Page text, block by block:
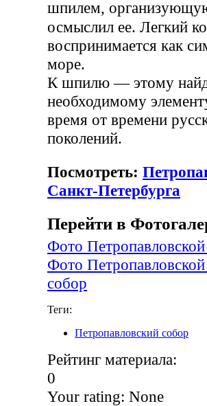
шпилем,
осмыслил ее. Легкий
воспринимается как
море.
К шпилю — этому
необходимому
время от времени
поколений.
Посмотреть:
Санкт-Петербурга
Перейти в
Фото
Фото
собор
Теги:
Петропавловский собор
Рейтинг материала:
0
Your rating: None